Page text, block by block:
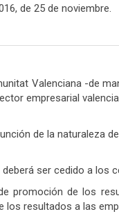
de 25 de noviembre.
Valenciana -de
empresarial
de la naturaleza
ser cedido a los
promoción de los
resultados a las